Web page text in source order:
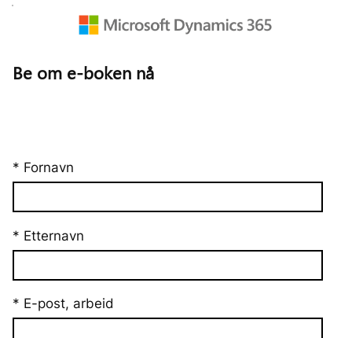
Be om e-boken nå
* Fornavn
* Etternavn
* E-post, arbeid